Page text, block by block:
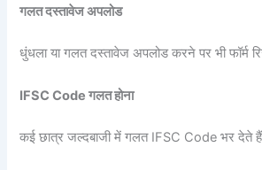
गलत दस्तावेज अपलोड
धुंधला या गलत दस्तावेज अपलोड करने पर भी फॉर्म
IFSC Code गलत होना
कई छात्र जल्दबाजी में गलत IFSC Code भर देते